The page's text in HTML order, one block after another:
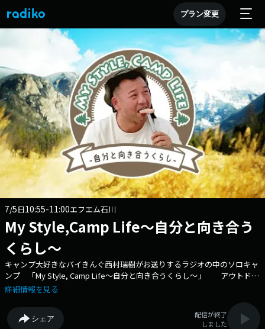
プラン変更
7/5日10:55-11:00エフエム石川
My Style,Camp Life～自分と向き合う
くらし～
キャンプ大好きなバイきんぐ西村瑞樹がお送りするラジオの中のソロキャ
ンプ 「My Style, Camp Life〜自分と向き合うくらし〜」 アウトドア
の基礎知識から、知っておくと便利な最新グッズ、そしていざという時に
目！ 番組Webサイト：https://jfn-pods.com/program/57666 メッセ
ージフォーム：https://form.jfn.co.jp/camp/message
詳細情報を見る
シェア
配信が終了
しました